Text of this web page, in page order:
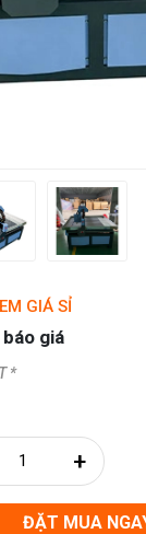
GIÁ SỈ
giá
*
+
ĐẶT MUA